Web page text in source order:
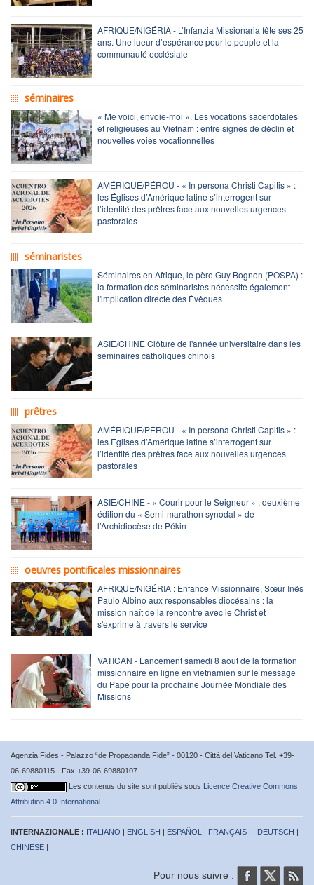
AFRIQUE/NIGÉRIA - L’Infanzia Missionaria fête ses 25
ans. Une lueur d’espérance pour le peuple et la
communauté ecclésiale
séminaires
« Me voici, envoie-moi ». Les vocations sacerdotales
et religieuses au Vietnam : entre signes de déclin et
nouvelles voies vocationnelles
AMÉRIQUE/PÉROU - « In persona Christi Capitis » :
les Églises d’Amérique latine s’interrogent sur
l’identité des prêtres face aux nouvelles urgences
pastorales
séminaristes
Séminaires en Afrique, le père Guy Bognon (POSPA) :
la formation des séminaristes nécessite également
l'implication directe des Évêques
ASIE/CHINE Clôture de l'année universitaire dans les
séminaires catholiques chinois
prêtres
AMÉRIQUE/PÉROU - « In persona Christi Capitis » :
les Églises d’Amérique latine s’interrogent sur
l’identité des prêtres face aux nouvelles urgences
pastorales
ASIE/CHINE - « Courir pour le Seigneur » : deuxième
édition du « Semi-marathon synodal » de
l’Archidiocèse de Pékin
oeuvres pontificales missionnaires
AFRIQUE/NIGÉRIA : Enfance Missionnaire, Sœur Inês
Paulo Albino aux responsables diocésains : la
mission naît de la rencontre avec le Christ et
s'exprime à travers le service
VATICAN - Lancement samedi 8 août de la formation
missionnaire en ligne en vietnamien sur le message
du Pape pour la prochaine Journée Mondiale des
Missions
Agenzia Fides - Palazzo “de Propaganda Fide” - 00120 - Città del Vaticano Tel. +39-
06-69880115 - Fax +39-06-69880107
Les contenus du site sont publiés sous Licence Creative Commons
Attribution 4.0 International
INTERNAZIONALE : ITALIANO | ENGLISH | ESPAÑOL | FRANÇAIS | | DEUTSCH |
CHINESE |
Pour nous suivre :